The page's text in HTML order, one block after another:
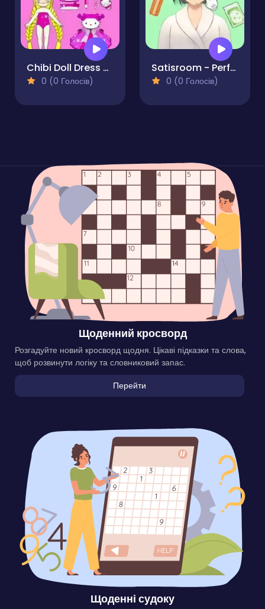
Chibi Doll Dress Up Makeover
0 (0 Голосів)
Satisroom - Perfectly Organized
0 (0 Голосів)
Щоденний кросворд
Розгадуйте новий кросворд щодня. Цікаві підказки та слова,
щоб розвинути логіку та словниковий запас.
Перейти
Щоденні судоку